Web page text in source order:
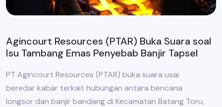
Agincourt Resources (PTAR) Buka Suara soal
Isu Tambang Emas Penyebab Banjir Tapsel
PT Agincourt Resources (PTAR) buka suara usai
beredar kabar terkait hubungan antara bencana
longsor dan banjir bandang di Kecamatan Batang Toru,